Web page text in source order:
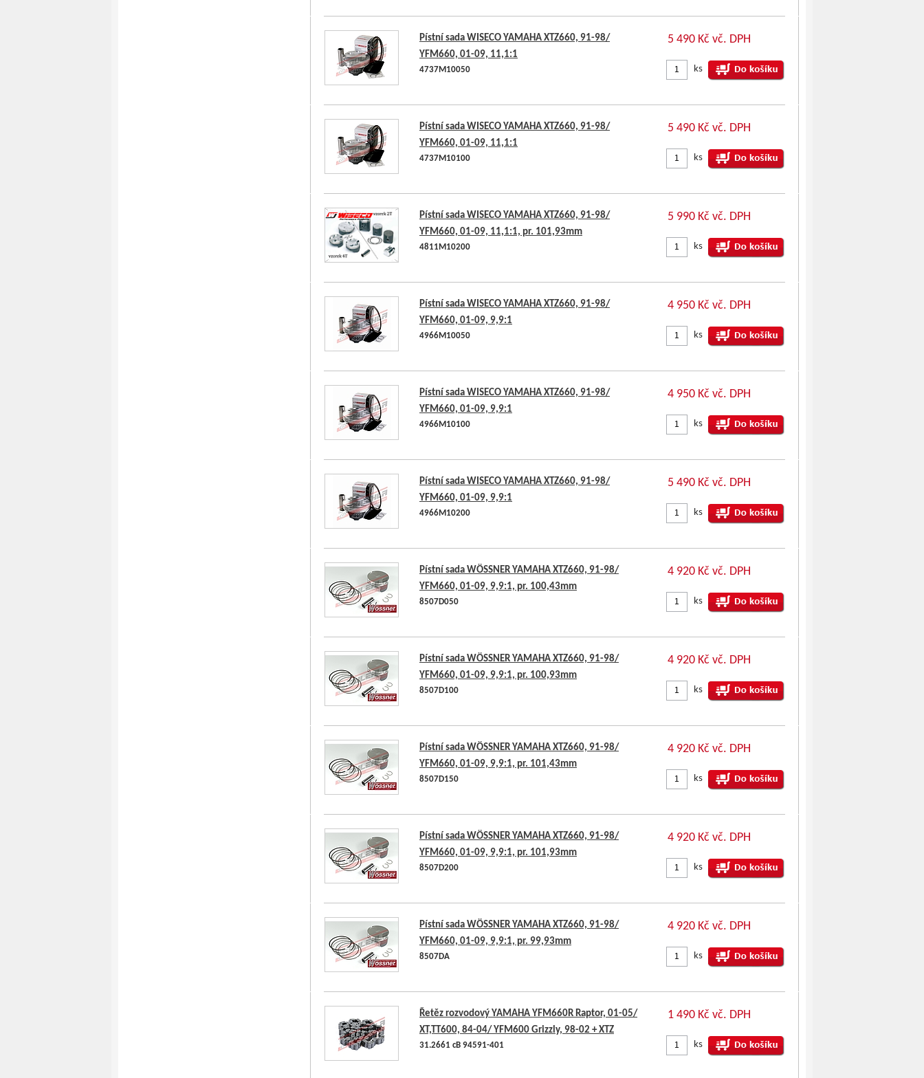
Pístní sada WISECO YAMAHA XTZ660, 91-98/
YFM660, 01-09, 11,1:1
4737M10050
5 490 Kč vč. DPH
ks
Pístní sada WISECO YAMAHA XTZ660, 91-98/
YFM660, 01-09, 11,1:1
4737M10100
5 490 Kč vč. DPH
ks
Pístní sada WISECO YAMAHA XTZ660, 91-98/
YFM660, 01-09, 11,1:1, pr. 101,93mm
4811M10200
5 990 Kč vč. DPH
ks
Pístní sada WISECO YAMAHA XTZ660, 91-98/
YFM660, 01-09, 9,9:1
4966M10050
4 950 Kč vč. DPH
ks
Pístní sada WISECO YAMAHA XTZ660, 91-98/
YFM660, 01-09, 9,9:1
4966M10100
4 950 Kč vč. DPH
ks
Pístní sada WISECO YAMAHA XTZ660, 91-98/
YFM660, 01-09, 9,9:1
4966M10200
5 490 Kč vč. DPH
ks
Pístní sada WÖSSNER YAMAHA XTZ660, 91-98/
YFM660, 01-09, 9,9:1, pr. 100,43mm
8507D050
4 920 Kč vč. DPH
ks
Pístní sada WÖSSNER YAMAHA XTZ660, 91-98/
YFM660, 01-09, 9,9:1, pr. 100,93mm
8507D100
4 920 Kč vč. DPH
ks
Pístní sada WÖSSNER YAMAHA XTZ660, 91-98/
YFM660, 01-09, 9,9:1, pr. 101,43mm
8507D150
4 920 Kč vč. DPH
ks
Pístní sada WÖSSNER YAMAHA XTZ660, 91-98/
YFM660, 01-09, 9,9:1, pr. 101,93mm
8507D200
4 920 Kč vč. DPH
ks
Pístní sada WÖSSNER YAMAHA XTZ660, 91-98/
YFM660, 01-09, 9,9:1, pr. 99,93mm
8507DA
4 920 Kč vč. DPH
ks
Řetěz rozvodový YAMAHA YFM660R Raptor, 01-05/
XT,TT600, 84-04/ YFM600 Grizzly, 98-02 + XTZ
31.2661 cB 94591-401
1 490 Kč vč. DPH
ks